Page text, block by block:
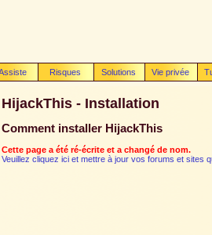
Risques Solutions Vie privée
HijackThis - Installation
Comment installer HijackThis
Cette page a été ré-écrite et a changé de nom.
Veuillez cliquez ici et mettre à jour vos forums et sites